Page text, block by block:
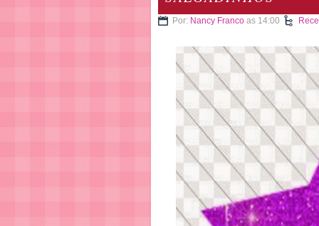
Por: Nancy Franco as 14:00